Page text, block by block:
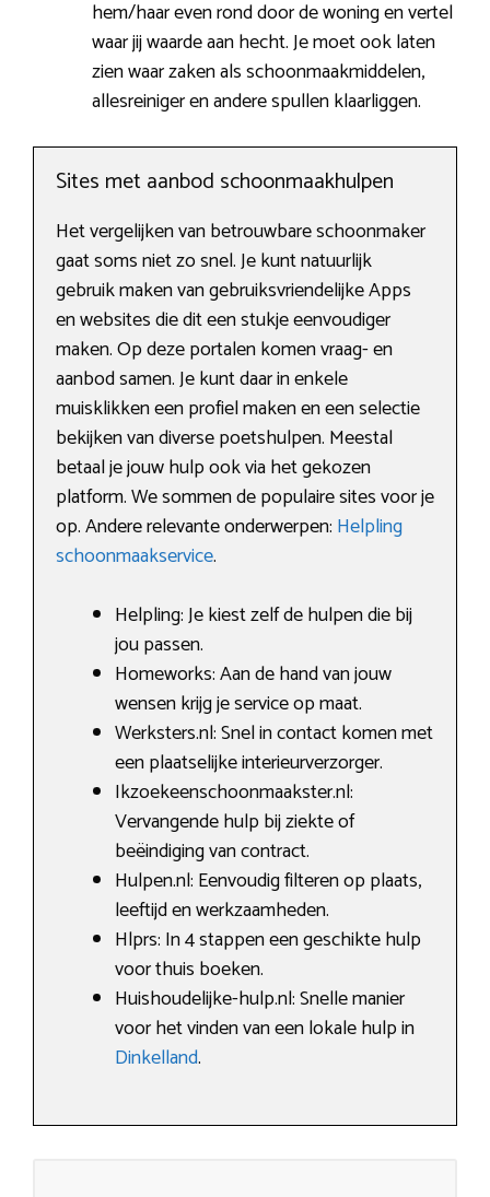
hem/haar even rond door de woning en vertel
waar jij waarde aan hecht. Je moet ook laten
zien waar zaken als schoonmaakmiddelen,
allesreiniger en andere spullen klaarliggen.
Sites met aanbod schoonmaakhulpen
Het vergelijken van betrouwbare schoonmaker
gaat soms niet zo snel. Je kunt natuurlijk
gebruik maken van gebruiksvriendelijke Apps
en websites die dit een stukje eenvoudiger
maken. Op deze portalen komen vraag- en
aanbod samen. Je kunt daar in enkele
muisklikken een profiel maken en een selectie
bekijken van diverse poetshulpen. Meestal
betaal je jouw hulp ook via het gekozen
platform. We sommen de populaire sites voor je
op. Andere relevante onderwerpen: Helpling
schoonmaakservice.
Helpling: Je kiest zelf de hulpen die bij
jou passen.
Homeworks: Aan de hand van jouw
wensen krijg je service op maat.
Werksters.nl: Snel in contact komen met
een plaatselijke interieurverzorger.
Ikzoekeenschoonmaakster.nl:
Vervangende hulp bij ziekte of
beëindiging van contract.
Hulpen.nl: Eenvoudig filteren op plaats,
leeftijd en werkzaamheden.
Hlprs: In 4 stappen een geschikte hulp
voor thuis boeken.
Huishoudelijke-hulp.nl: Snelle manier
voor het vinden van een lokale hulp in
Dinkelland.